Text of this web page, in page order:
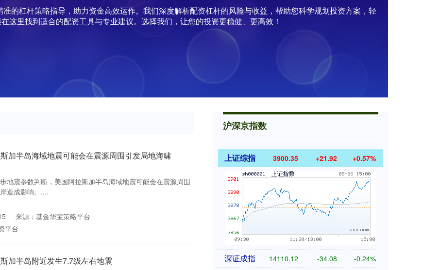
的杠杆策略指导，助力资金高效运作。我们深度解析配资杠杆的风险与收益，帮助您科学规划投资方案，轻
这里找到适合的配资工具与专业建议。选择我们，让您的投资更稳健、更高效！
加半岛海域地震可能会在震源周围引发局地海啸
地震参数判断，美国阿拉斯加半岛海域地震可能会在震源周围
造成影响。....
来源：基金华宝策略平台
平台
加半岛附近发生7.7级左右地震
沪深京指数
上证综指 3900.35 +21.92 +0.57%
深证成指 14110.12 -34.08 -0.24%